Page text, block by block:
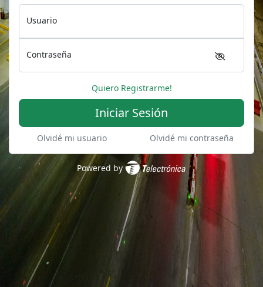
Usuario
Contraseña
Quiero Registrarme!
Iniciar Sesión
Olvidé mi usuario Olvidé mi contraseña
Powered by